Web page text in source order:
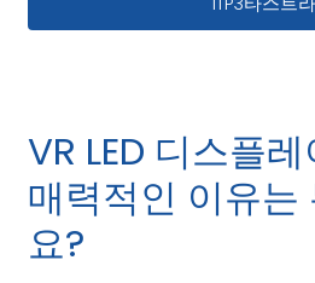
VR LED 디스플
매력적인 이유는
요?